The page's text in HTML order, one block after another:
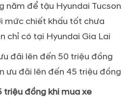
năm để tậu Hyundai Tucson
mức chiết khấu tốt chưa
chỉ có tại Hyundai Gia Lai
đãi lên đến 50 triệu đồng
ưu đãi lên đến 45 triệu đồng
triệu đồng khi mua xe